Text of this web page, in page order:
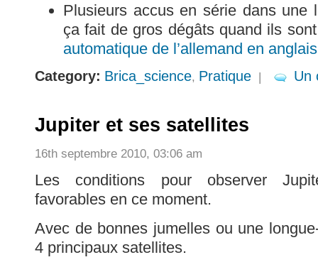
Plusieurs accus en série dans une
ça fait de gros dégâts quand ils
automatique de l’allemand en anglais
Category: Brica_science, Pratique | Un
Jupiter et ses satellites
16th septembre 2010, 03:06 am
Les conditions pour observer
favorables en ce moment.
Avec de bonnes jumelles ou une
4 principaux satellites.